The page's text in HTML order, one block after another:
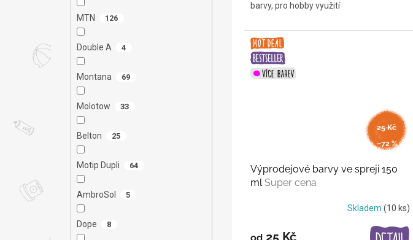
MTN 126
Double A 4
Montana 69
Molotow 33
Belton 25
Motip Dupli 64
AmbroSol 5
Dope 8
barvy, pro hobby využití
od
25 Kč
–72 %
Výprodejové barvy ve spreji 150
mlSuper cena
Skladem (10 ks)